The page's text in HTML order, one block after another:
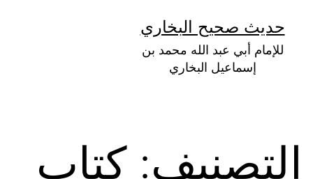
المحتوى
حديث صحيح البخاري
للإمام أبي عبد الله محمد بن
إسماعيل البخاري
التصنيف:كتاب